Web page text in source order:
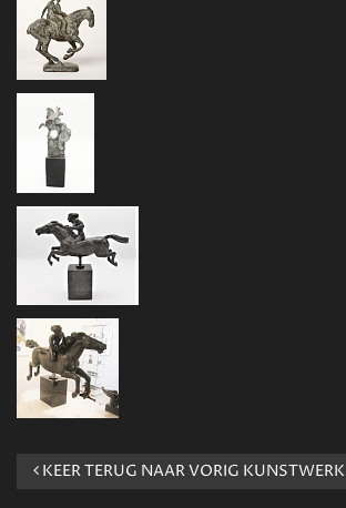
KEER TERUG NAAR VORIG KUNSTWERK